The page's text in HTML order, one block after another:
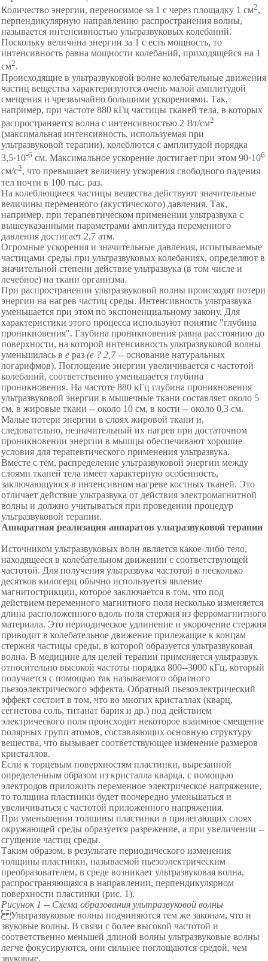
Количество энергии, переносимое за 1 с через площадку 1 см2,
перпендикулярную направлению распространения волны,
называется интенсивностью ультразвуковых колебаний.
Поскольку величина энергии за 1 с есть мощность, то
интенсивность равна мощности колебаний, приходящейся на 1
см2.
Происходящие в ультразвуковой волне колебательные движения
частиц вещества характеризуются очень малой амплитудой
смещения и чрезвычайно большими ускорениями. Так,
например, при частоте 880 кГц частицы тканей тела, в которых
распространяется волна с интенсивностью 2 Вт/см2
(максимальная интенсивность, используемая при
ультразвуковой терапии), колеблются с амплитудой порядка
3,5·10-6 см. Максимальное ускорение достигает при этом 90·106
см/с2, что превышает величину ускорения свободного падения
тел почти в 100 тыс. раз.
На колеблющиеся частицы вещества действуют значительные
величины переменного (акустического) давления. Так,
например, при терапевтическом применении ультразвука с
вышеуказанными параметрами амплитуда переменного
давления достигает 2,7 атм.
Огромные ускорения и значительные давления, испытываемые
частицами среды при ультразвуковых колебаниях, определяют в
значительной степени действие ультразвука (в том числе и
лечебное) на ткани организма.
При распространении ультразвуковой волны происходят потери
энергии на нагрев частиц среды. Интенсивность ультразвука
уменьшается при этом по экспоненциальному закону. Для
характеристики этого процесса используют понятие "глубина
проникновения". Глубина проникновения равна расстоянию до
поверхности, на которой интенсивность ультразвуковой волны
уменьшилась в е раз (е ? 2,7-- основание натуральных
логарифмов). Поглощение энергии увеличивается с частотой
колебаний, соответственно уменьшается глубина
проникновения. На частоте 880 кГц глубина проникновения
ультразвуковой энергии в мышечные ткани составляет около 5
см, в жировые ткани -- около 10 см, в кости -- около 0,3 см.
Малые потери энергии в слоях жировой ткани и,
следовательно, незначительный их нагрев при достаточном
проникновении энергии в мышцы обеспечивают хорошие
условия для терапевтического применения ультразвука.
Вместе с тем, распределение ультразвуковой энергии между
слоями тканей тела имеет характерную особенность,
заключающуюся в интенсивном нагреве костных тканей. Это
отличает действие ультразвука от действия электромагнитной
волны и должно учитываться при проведении процедур
ультразвуковой терапии.
Аппаратная реализация аппаратов ультразвуковой терапии
Источником ультразвуковых волн является какое-либо тело,
находящееся в колебательном движении с соответствующей
частотой. Для получения ультразвука частотой в несколько
десятков килогерц обычно используется явление
магнитострикции, которое заключается в том, что под
действием переменного магнитного поля несколько изменяется
длина расположенного вдоль поля стержня из ферромагнитного
материала. Это периодическое удлинение и укорочение стержня
приводит в колебательное движение прилежащие к концам
стержня частицы среды, в которой образуется ультразвуковая
волна. В медицине для целей терапии применяется ультразвук
относительно высокой частоты порядка 800--3000 кГц, который
получается с помощью так называемого обратного
пьезоэлектрического эффекта. Обратный пьезоэлектрический
эффект состоит в том, что во многих кристаллах (кварц,
сегнетова соль, титанат бария и др.) под действием
электрического поля происходит некоторое взаимное смещение
полярных групп атомов, составляющих основную структуру
вещества, что вызывает соответствующее изменение размеров
кристаллов.
Если к торцевым поверхностям пластинки, вырезанной
определенным образом из кристалла кварца, с помощью
электродов приложить переменное электрическое напряжение,
то толщина пластинки будет поочередно уменьшаться и
увеличиваться с частотой приложенного напряжения.
При уменьшении толщины пластинки в прилегающих слоях
окружающей среды образуется разрежение, а при увеличении --
сгущение частиц среды.
Таким образом, в результате периодического изменения
толщины пластинки, называемой пьезоэлектрическим
преобразователем, в среде возникает ультразвуковая волна,
распространяющаяся в направлении, перпендикулярном
поверхности пластинки (рис. 1).
Рисунок 1 -- Схема образования ультразвуковой волны
Ультразвуковые волны подчиняются тем же законам, что и
звуковые волны. В связи с более высокой частотой и
соответственно меньшей длиной волны ультразвуковые волны
легче фокусируются, они сильнее поглощаются средой, чем
звуковые.